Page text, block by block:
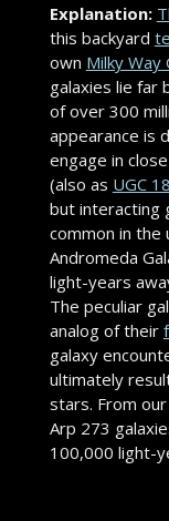
Explanation:
this backyard
own Milky Way
galaxies lie far
of over 300
appearance is
engage in
(also as UGC
but interacting
common in the
Andromeda
light-years
The peculiar
analog of their
galaxy
ultimately
stars. From
Arp 273
100,000 light-